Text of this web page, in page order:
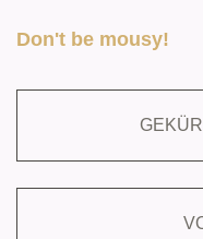
Don't be mousy!